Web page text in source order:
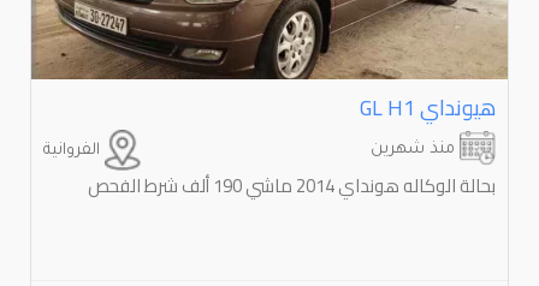
هيونداي ⁦H1⁩ ⁦GL⁩
الفروانية منذ شهرين
بحالة الوكاله هونداي 2014 ماشي 190 ألف شرط الفحص